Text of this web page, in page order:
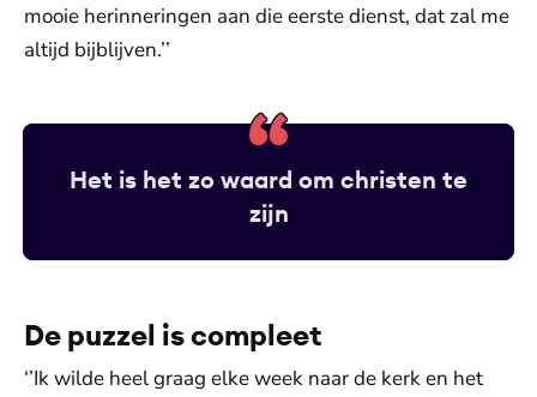
mooie herinneringen aan die eerste dienst, dat zal me
altijd bijblijven.’’
Het is het zo waard om christen te
zijn
De puzzel is compleet
‘’Ik wilde heel graag elke week naar de kerk en het